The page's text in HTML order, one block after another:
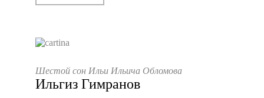
Шестой сон Ильи Ильича Обломова
Ильгиз Гимранов